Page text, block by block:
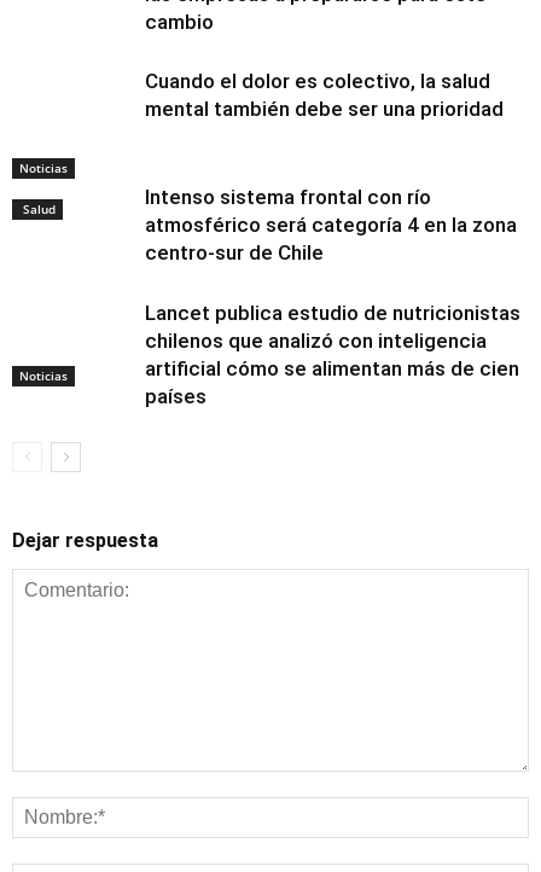
Noticias
cambio
Salud
Cuando el dolor es colectivo, la salud
mental también debe ser una prioridad
Noticias
Intenso sistema frontal con río
atmosférico será categoría 4 en la zona
centro-sur de Chile
Alimentación y
nutrición
Lancet publica estudio de nutricionistas
chilenos que analizó con inteligencia
artificial cómo se alimentan más de cien
países
Dejar respuesta